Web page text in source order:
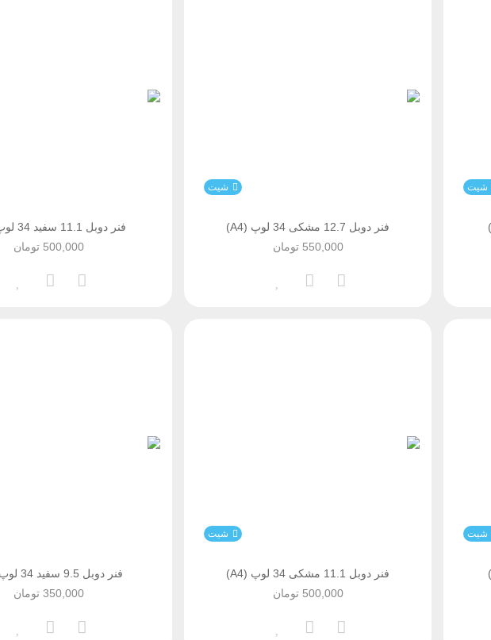
شیت شیت
فنر دوبل 12.7 مشکی 34 لوپ (A4)
تومان550,000
فنر دوبل 11.1 سفید 34 لوپ (A4)
تومان500,000
شیت شیت
فنر دوبل 11.1 مشکی 34 لوپ (A4)
تومان500,000
فنر دوبل 9.5 سفید 34 لوپ (A4)
تومان350,000